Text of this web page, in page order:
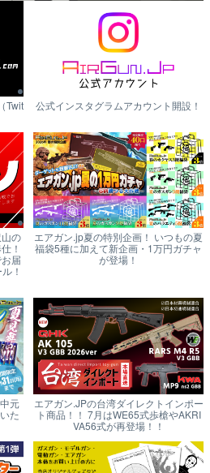
Twit
公式インスタグラムアカウント開設！
の
！
届
！
エアガン.jp夏の特別企画！ いつもの夏
福袋5種に加えて新企画・1万円ガチャ
が登場！
元
た
エアガン.JPの台湾ダイレクトインポー
ト商品！！ 7月はWE65式歩槍やAKRI
VA56式が再登場！！